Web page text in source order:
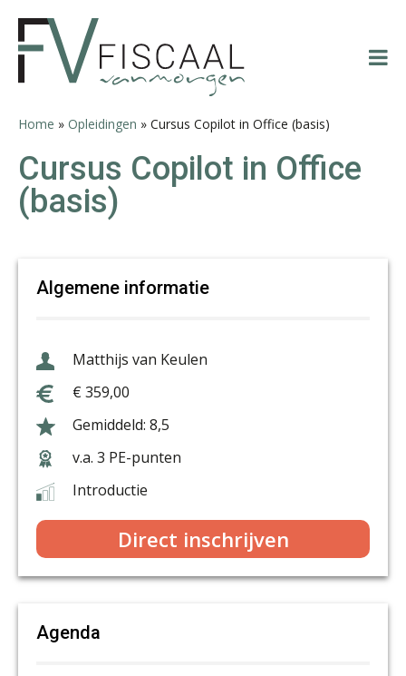
hoofdnavigatie
hoofd
eerste
voettekst
Home » Opleidingen » Cursus Copilot in Office (basis)
Cursus Copilot in Office
(basis)
Algemene informatie
Matthijs van Keulen
€ 359,00
8,5
v.a. 3 PE-punten
Introductie
Direct inschrijven
Agenda